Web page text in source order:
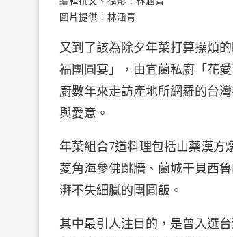
圖片提供：林涵青
又到了該為除夕年菜打算操煩
福團圓宴」，由宜蘭私廚「花
廚數年來走訪產地所網羅的台
與愛意。
年菜組合7道料理包括山藥漢方
菱角海參佛跳牆、蘭城干貝西
湃不失細膩的團圓飯。
其中最引人注目的，是曾入選